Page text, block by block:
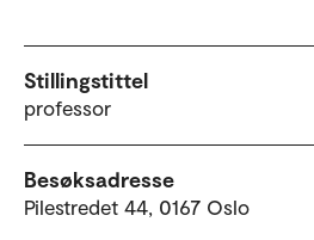
Stillingstittel
professor
Besøksadresse
Pilestredet 44, 0167 Oslo